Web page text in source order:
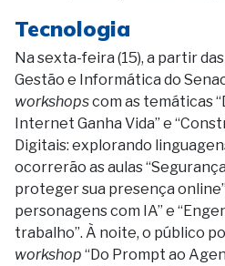
Tecnologia
Na sexta-feira (15), a partir
Gestão e Informática do
workshopscom as temáticas
Internet Ganha Vida” e
Digitais: explorando
ocorrerão as aulas
proteger sua presença
personagens com IA” e
trabalho”. À noite, o público
workshop “Do Prompt ao